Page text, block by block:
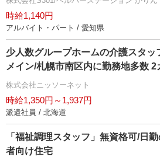
時給1,140円
アルバイト・パート / 愛知県
少人数グループホームの介護スタッ
メイン/札幌市南区内に勤務地多数 2
株式会社ニッソーネット
時給1,350円～1,937円
派遣社員 / 北海道
「福祉調理スタッフ」無資格可/日
者向け住宅